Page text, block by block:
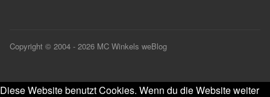
Copyright © 2004 - 2026 MC Winkels weBlog
Diese Website benutzt Cookies. Wenn du die Website weiter